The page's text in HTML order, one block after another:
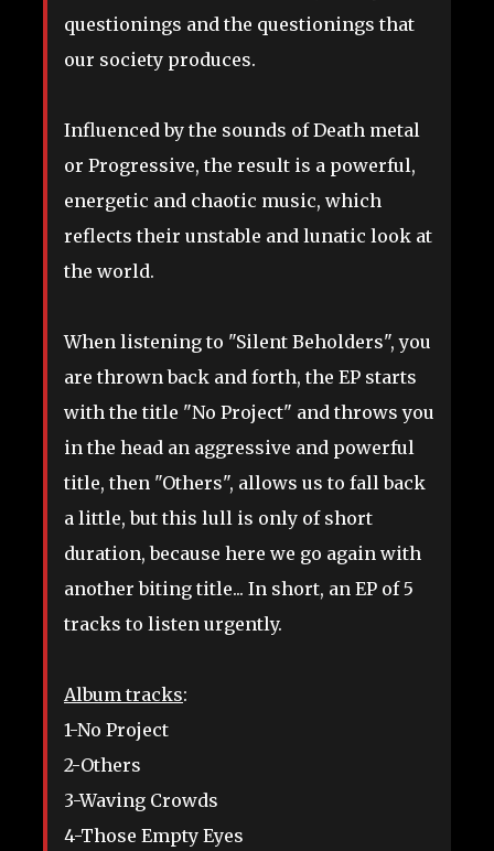
questionings and the questionings that
our society produces.
Influenced by the sounds of Death metal
or Progressive, the result is a powerful,
energetic and chaotic music, which
reflects their unstable and lunatic look at
the world.
When listening to "Silent Beholders", you
are thrown back and forth, the EP starts
with the title "No Project" and throws you
in the head an aggressive and powerful
title, then "Others", allows us to fall back
a little, but this lull is only of short
duration, because here we go again with
another biting title... In short, an EP of 5
tracks to listen urgently.
Album tracks:
1-No Project
2-Others
3-Waving Crowds
4-Those Empty Eyes